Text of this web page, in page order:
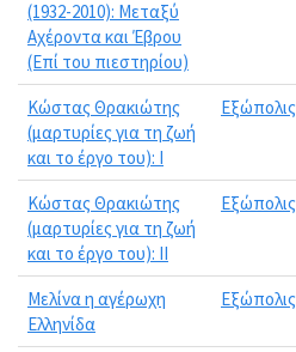
(1932-2010): Μεταξύ
Αχέροντα και Έβρου
(Επί του πιεστηρίου)
Κώστας Θρακιώτης
(μαρτυρίες για τη ζωή
και το έργο του): Ι
Εξώπολις
Κώστας Θρακιώτης
(μαρτυρίες για τη ζωή
και το έργο του): ΙΙ
Εξώπολις
Μελίνα η αγέρωχη
Ελληνίδα
Εξώπολις